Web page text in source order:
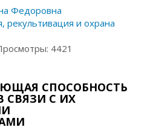
Федоровна
рекультивация и охрана
4421
СПОСОБНОСТЬ
СВЯЗИ С ИХ